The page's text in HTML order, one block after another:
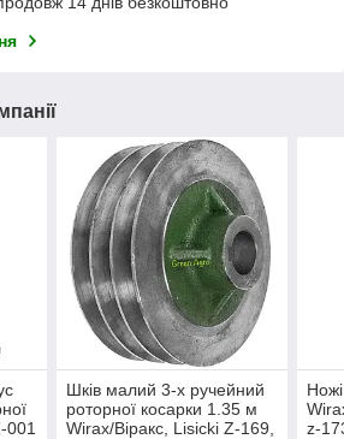
001
Шків малий 3-х ручейний
роторної косарки 1.35 м
Wirax/Віракс, Lisicki Z-169,
z-